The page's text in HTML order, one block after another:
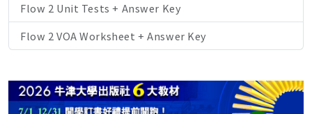
Flow 2 Unit Tests + Answer Key
Flow 2 VOA Worksheet + Answer Key